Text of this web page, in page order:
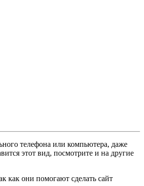
телефона или компьютера, даже
этот вид, посмотрите и на другие
как они помогают сделать сайт